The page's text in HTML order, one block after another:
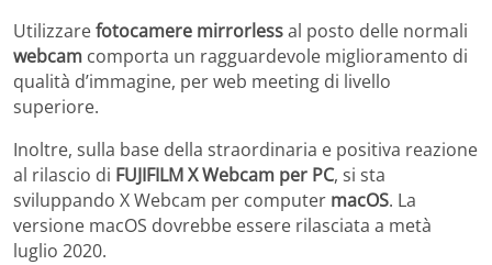
Utilizzarefotocamere mirrorlessal posto delle normali
webcam comporta un ragguardevole miglioramento di
qualità d’immagine, per web meeting di livello
superiore.
Inoltre, sulla base della straordinaria e positiva reazione
al rilascio di FUJIFILM X Webcam per PC, si sta
sviluppando X Webcam per computer macOS. La
versione macOS dovrebbe essere rilasciata a metà
luglio 2020.